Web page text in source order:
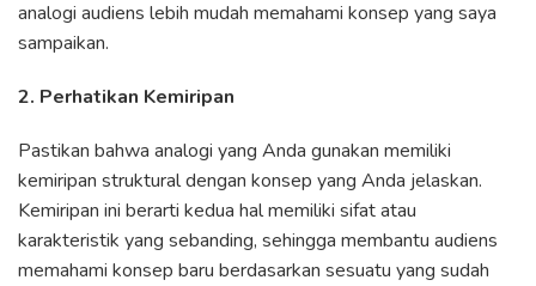
analogi audiens lebih mudah memahami konsep yang saya
sampaikan.
2. Perhatikan Kemiripan
Pastikan bahwa analogi yang Anda gunakan memiliki
kemiripan struktural dengan konsep yang Anda jelaskan.
Kemiripan ini berarti kedua hal memiliki sifat atau
karakteristik yang sebanding, sehingga membantu audiens
memahami konsep baru berdasarkan sesuatu yang sudah